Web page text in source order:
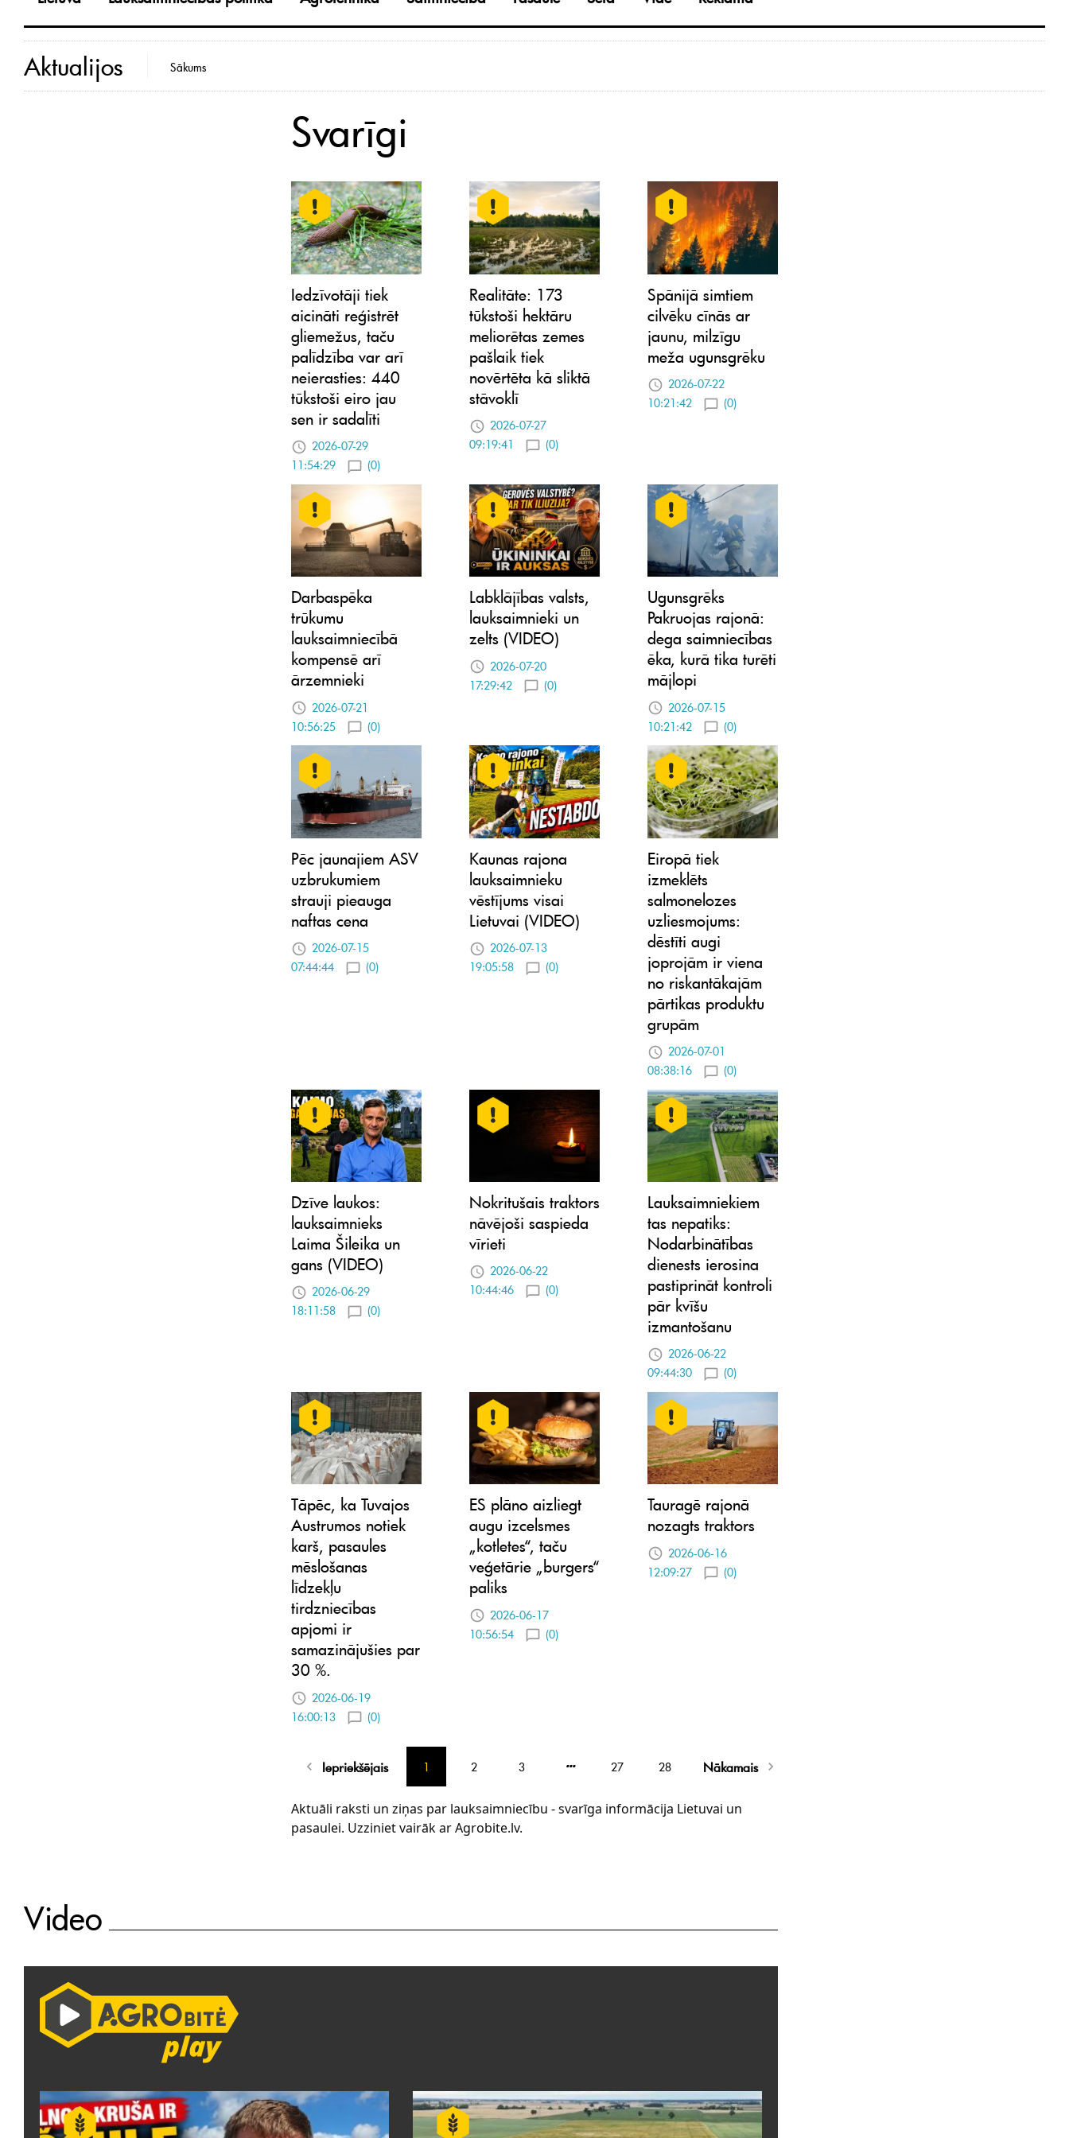
Aktualijos Sākums
Svarīgi
Iedzīvotāji tiek
aicināti reģistrēt
gliemežus, taču
palīdzība var arī
neierasties: 440
tūkstoši eiro jau
sen ir sadalīti
2026-07-29
11:54:29
(0)
Realitāte: 173
tūkstoši hektāru
meliorētas zemes
pašlaik tiek
novērtēta kā sliktā
stāvoklī
2026-07-27
09:19:41
(0)
Spānijā simtiem
cilvēku cīnās ar
jaunu, milzīgu
meža ugunsgrēku
2026-07-22
10:21:42
(0)
Darbaspēka
trūkumu
lauksaimniecībā
kompensē arī
ārzemnieki
2026-07-21
10:56:25
(0)
Labklājības valsts,
lauksaimnieki un
zelts (VIDEO)
2026-07-20
17:29:42
(0)
Ugunsgrēks
Pakruojas rajonā:
dega saimniecības
ēka, kurā tika turēti
mājlopi
2026-07-15
10:21:42
(0)
Pēc jaunajiem ASV
uzbrukumiem
strauji pieauga
naftas cena
2026-07-15
07:44:44
(0)
Kaunas rajona
lauksaimnieku
vēstījums visai
Lietuvai (VIDEO)
2026-07-13
19:05:58
(0)
Eiropā tiek
izmeklēts
salmonelozes
uzliesmojums:
dēstīti augi
joprojām ir viena
no riskantākajām
pārtikas produktu
grupām
2026-07-01
08:38:16
(0)
Dzīve laukos:
lauksaimnieks
Laima Šileika un
gans (VIDEO)
2026-06-29
18:11:58
(0)
Nokritušais traktors
nāvējoši saspieda
vīrieti
2026-06-22
10:44:46
(0)
Lauksaimniekiem
tas nepatiks:
Nodarbinātības
dienests ierosina
pastiprināt kontroli
pār kvīšu
izmantošanu
2026-06-22
09:44:30
(0)
Tāpēc, ka Tuvajos
Austrumos notiek
karš, pasaules
mēslošanas
līdzekļu
tirdzniecības
apjomi ir
samazinājušies par
30 %.
2026-06-19
16:00:13
(0)
ES plāno aizliegt
augu izcelsmes
„kotletes“, taču
veģetārie „burgers“
paliks
2026-06-17
10:56:54
(0)
Tauragē rajonā
nozagts traktors
2026-06-16
12:09:27
(0)
Iepriekšējais 1 2 3 27 28 Nākamais
Aktuāli raksti un ziņas par lauksaimniecību - svarīga informācija Lietuvai un
pasaulei. Uzziniet vairāk ar Agrobite.lv.
Video